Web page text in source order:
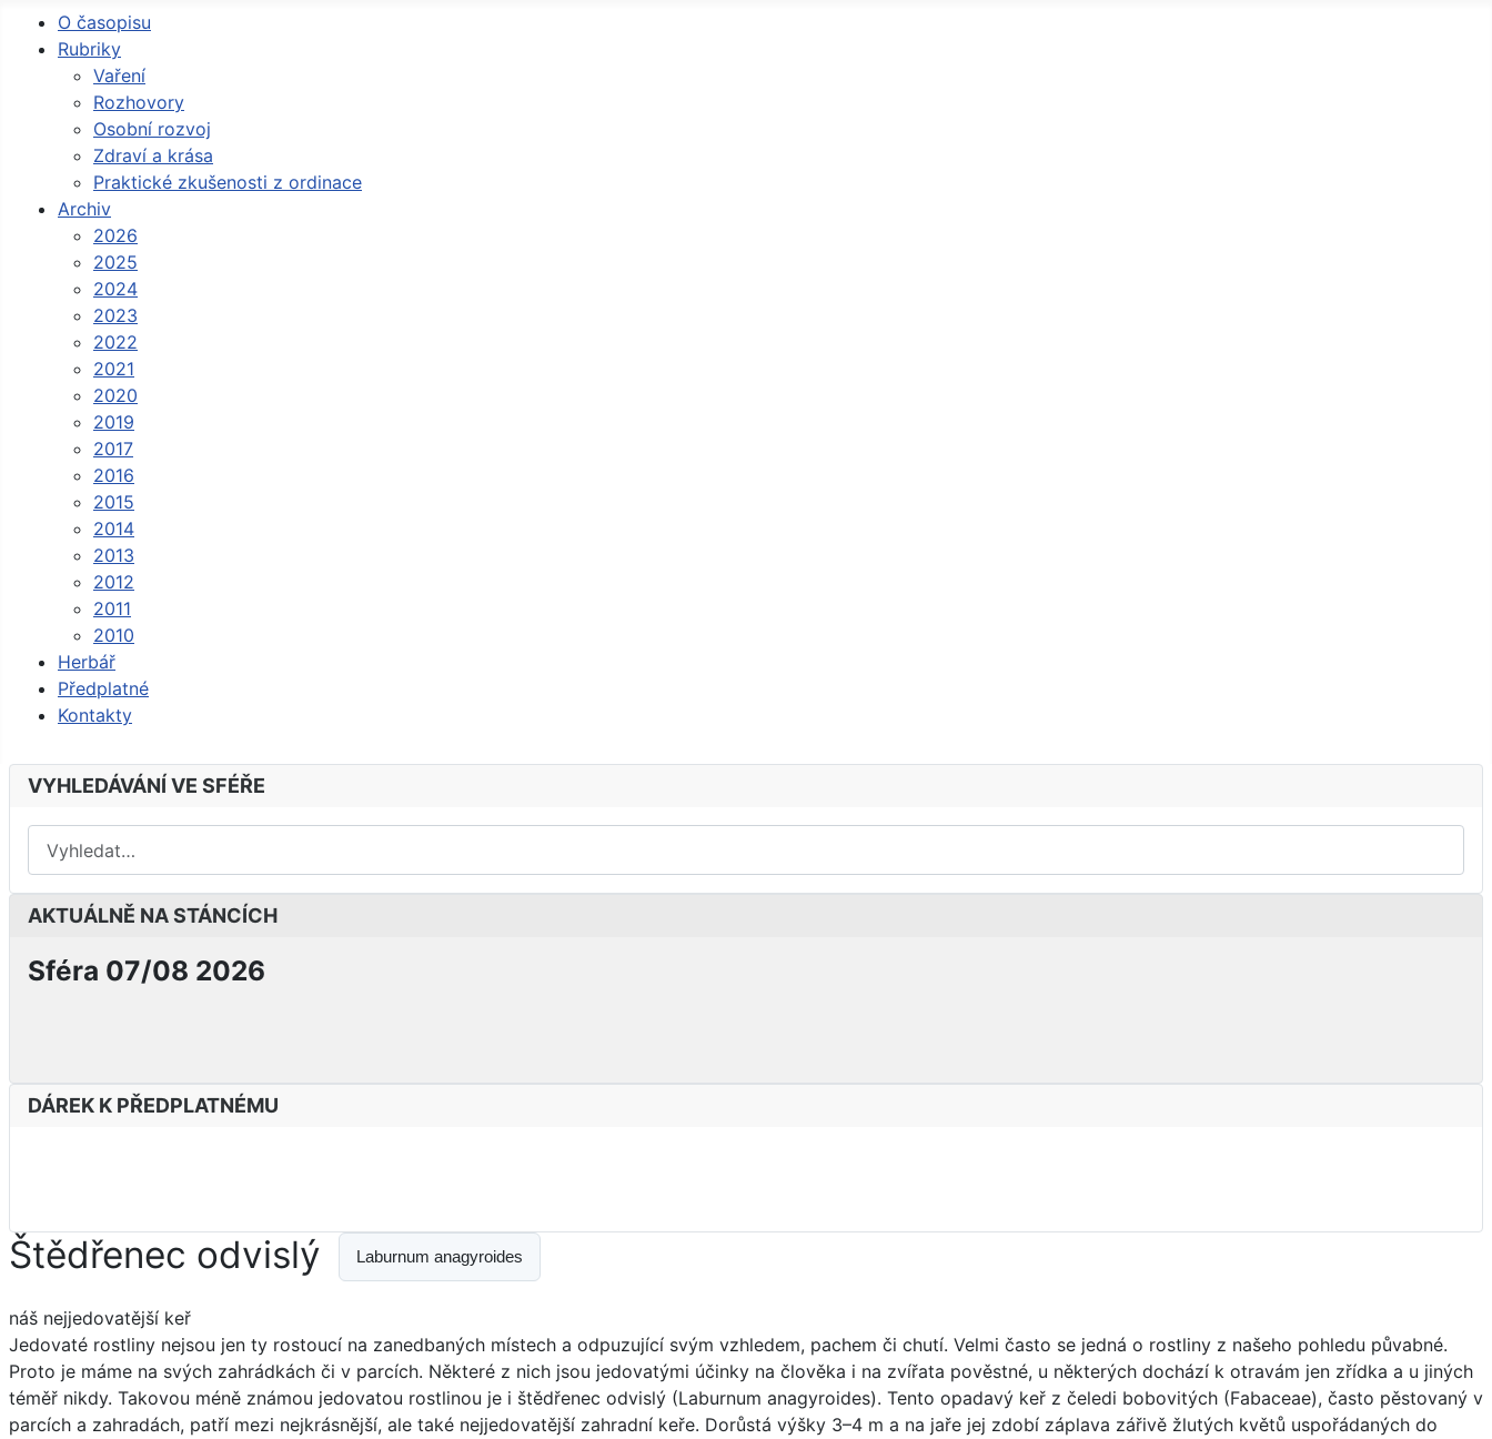
O časopisu
Rubriky
Vaření
Rozhovory
Osobní rozvoj
Zdraví a krása
Praktické zkušenosti z ordinace
Archiv
2026
2025
2024
2023
2022
2021
2020
2019
2017
2016
2015
2014
2013
2012
2011
2010
Herbář
Předplatné
Kontakty
VYHLEDÁVÁNÍ VE SFÉŘE
AKTUÁLNĚ NA STÁNCÍCH
Sféra 07/08 2026
DÁREK K PŘEDPLATNÉMU
Štědřenec odvislý Laburnum anagyroides
náš nejjedovatější keř
Jedovaté rostliny nejsou jen ty rostoucí na zanedbaných místech a odpuzující svým vzhledem, pachem či chutí. Velmi často se jedná o rostliny z našeho pohledu půvabné.
Proto je máme na svých zahrádkách či v parcích. Některé z nich jsou jedovatými účinky na člověka i na zvířata pověstné, u některých dochází k otravám jen zřídka a u jiných
téměř nikdy. Takovou méně známou jedovatou rostlinou je i štědřenec odvislý (Laburnum anagyroides). Tento opadavý keř z čeledi bobovitých (Fabaceae), často pěstovaný v
parcích a zahradách, patří mezi nejkrásnější, ale také nejjedovatější zahradní keře. Dorůstá výšky 3–4 m a na jaře jej zdobí záplava zářivě žlutých květů uspořádaných do